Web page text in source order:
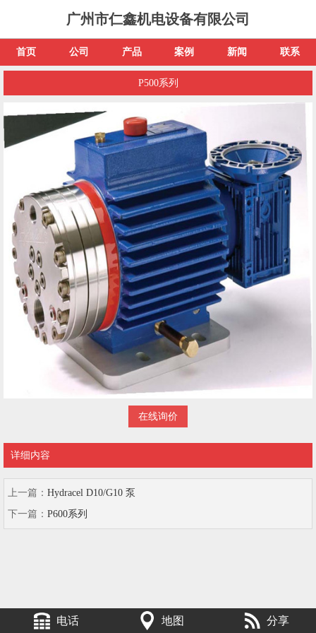
广州市仁鑫机电设备有限公司
首页 公司 产品 案例 新闻 联系
P500系列
在线询价
详细内容
上一篇： Hydracel D10/G10 泵
下一篇： P600系列
电话 地图 分享